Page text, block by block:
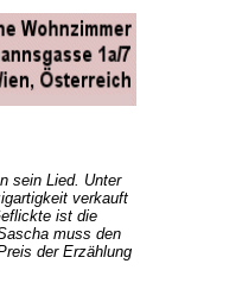
sein Lied. Unter
verkauft
ist die
muss den
der Erzählung